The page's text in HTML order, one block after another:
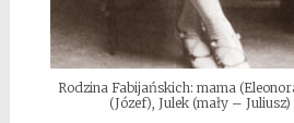
Rodzina Fabijańskich: mama
(Józef), Julek (mały –